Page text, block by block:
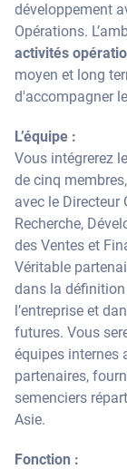
développement
Opérations.
activités
moyen et long
d'accompagner
L’équipe :
Vous intégrerez
de cinq
avec le Directeur
Recherche,
des Ventes et
Véritable
dans la
l’entreprise et
futures. Vous
équipes internes
partenaires,
semenciers
Asie.
Fonction :